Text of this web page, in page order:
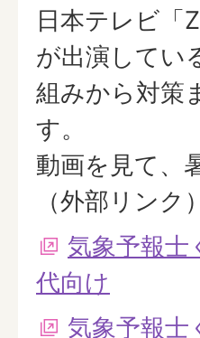
日本テレビ「
が出演してい
組みから対策
す。
動画を見て、
（外部リンク）
気象予報士
代向け
気象予報士